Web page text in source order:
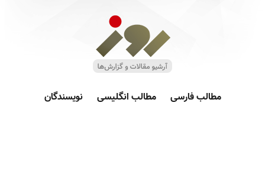
مطالب فارسی مطالب انگلیسی نویسندگان